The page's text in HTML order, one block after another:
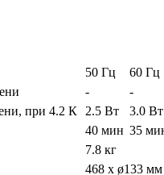
50 Гц
60 Гц
-
-
при 4.2 К
2.5 Вт
3.0 Вт
40 мин 35
7.8 кг
468 x ø133 мм